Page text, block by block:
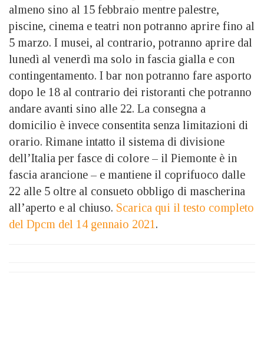
almeno sino al 15 febbraio mentre palestre,
piscine, cinema e teatri non potranno aprire fino al
5 marzo. I musei, al contrario, potranno aprire dal
lunedì al venerdì ma solo in fascia gialla e con
contingentamento. I bar non potranno fare asporto
dopo le 18 al contrario dei ristoranti che potranno
andare avanti sino alle 22. La consegna a
domicilio è invece consentita senza limitazioni di
orario. Rimane intatto il sistema di divisione
dell’Italia per fasce di colore – il Piemonte è in
fascia arancione – e mantiene il coprifuoco dalle
22 alle 5 oltre al consueto obbligo di mascherina
all’aperto e al chiuso. Scarica qui il testo completo
del Dpcm del 14 gennaio 2021 .